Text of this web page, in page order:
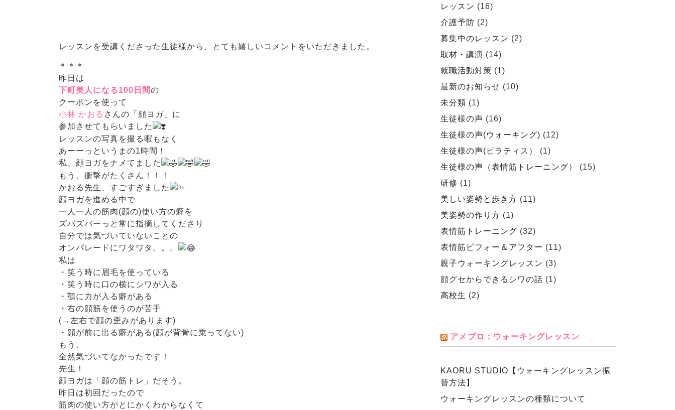
レッスンを受講くださった生徒様から、とても嬉しいコメントをいただきました。
＊＊＊
昨日は
下町美人になる100日間の
クーポンを使って
小林 かおる さんの「顔ヨガ」に
参加させてもらいました
レッスンの写真を撮る暇もなく
あーーっというまの1時間！
私、顔ヨガをナメてました
もう、衝撃がたくさん！！！
かおる先生、すごすぎました
顔ヨガを進める中で
一人一人の筋肉(顔の)使い方の癖を
ズバズバーっと常に指摘してくださり
自分では気づいていないことの
オンパレードにワタワタ。。。
私は
・笑う時に眉毛を使っている
・笑う時に口の横にシワが入る
・顎に力が入る癖がある
・右の顔筋を使うのが苦手
(→左右で顔の歪みがあります)
・顔が前に出る癖がある(顔が背骨に乗ってない)
もう、
全然気づいてなかったです！
先生！
顔ヨガは「顔の筋トレ」だそう。
昨日は初回だったので
筋肉の使い方がとにかくわからなくて
レッスン (16)
介護予防 (2)
募集中のレッスン (2)
取材・講演 (14)
就職活動対策 (1)
最新のお知らせ (10)
未分類 (1)
生徒様の声 (16)
生徒様の声(ウォーキング) (12)
生徒様の声(ピラティス）
(1)
生徒様の声（表情筋トレーニング）
(15)
研修 (1)
美しい姿勢と歩き方 (11)
美姿勢の作り方 (1)
表情筋トレーニング (32)
表情筋ビフォー＆アフター (11)
親子ウォーキングレッスン (3)
顔グセからできるシワの話 (1)
高校生 (2)
アメブロ：ウォーキングレッスン
KAORU STUDIO【ウォーキングレッスン振
替方法】
ウォーキングレッスンの種類について